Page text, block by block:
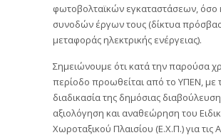
φωτοβολταϊκών εγκαταστάσεων, όσο
συνοδών έργων τους (δίκτυα
μεταφοράς ηλεκτρικής ενέργειας).
Σημειώνουμε ότι κατά την παρούσα
περίοδο προωθείται από το ΥΠΕΝ, με
διαδικασία της δημόσιας
αξιολόγηση και αναθεώρηση του
Χωροταξικού Πλαισίου (Ε.Χ.Π.) για τις